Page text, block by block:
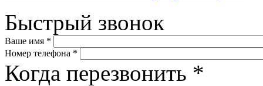
Быстрый звонок
Ваше имя *
Номер телефона *
Когда перезвонить *